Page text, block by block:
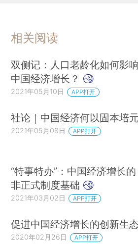
相关阅读
双侧记：人口老龄化如何影响
中国经济增长？
2021年05月10日 APP打开
社论｜中国经济何以固本培元
2021年05月08日 APP打开
“特事特办”：中国经济增长的
非正式制度基础
2021年03月02日 APP打开
促进中国经济增长的创新生
2020年02月26日 APP打开